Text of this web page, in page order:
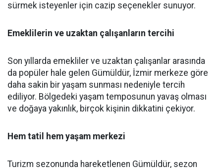
sürmek isteyenler için cazip seçenekler sunuyor.
Emeklilerin ve uzaktan çalışanların tercihi
Son yıllarda emekliler ve uzaktan çalışanlar arasında
da popüler hale gelen Gümüldür, İzmir merkeze göre
daha sakin bir yaşam sunması nedeniyle tercih
ediliyor. Bölgedeki yaşam temposunun yavaş olması
ve doğaya yakınlık, birçok kişinin dikkatini çekiyor.
Hem tatil hem yaşam merkezi
Turizm sezonunda hareketlenen Gümüldür, sezon